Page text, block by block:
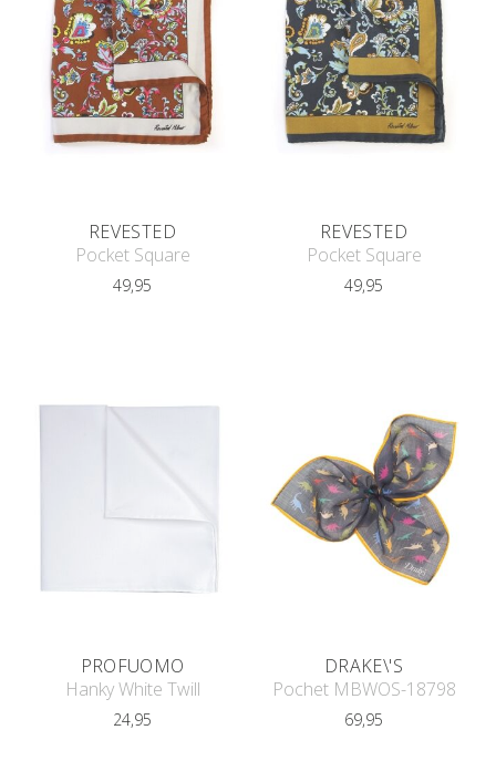
REVESTED
Pocket Square
49,95
REVESTED
Pocket Square
49,95
PROFUOMO
Hanky White Twill
24,95
DRAKE\'S
Pochet MBWOS-18798
69,95